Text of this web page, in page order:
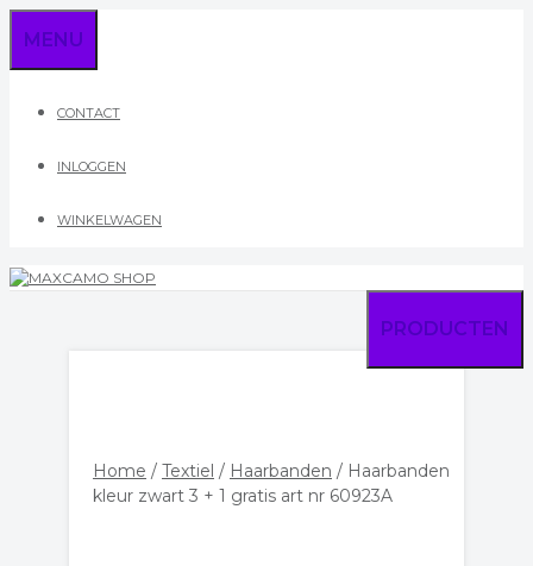
naar
de
MENU
CONTACT
INLOGGEN
WINKELWAGEN
PRODUCTEN
Home / Textiel / Haarbanden / Haarbanden
kleur zwart 3 + 1 gratis art nr 60923A